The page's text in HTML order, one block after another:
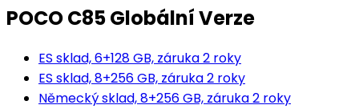
POCO C85 Globální Verze
ES sklad, 6+128 GB, záruka 2 roky
ES sklad, 8+256 GB, záruka 2 roky
Německý sklad, 8+256 GB, záruka 2 roky